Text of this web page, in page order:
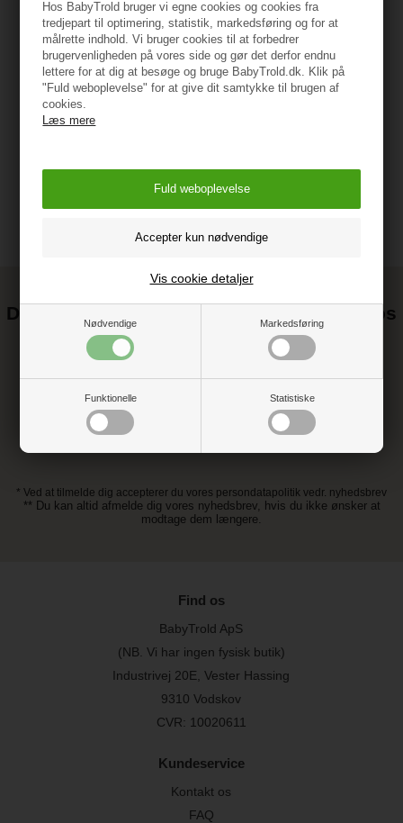
Hos BabyTrold bruger vi egne cookies og cookies fra
tredjepart til optimering, statistik, markedsføring og for at
målrette indhold. Vi bruger cookies til at forbedrer
brugervenligheden på vores side og gør det derfor endnu
lettere for at dig at besøge og bruge BabyTrold.dk. Klik på
"Fuld weboplevelse" for at give dit samtykke til brugen af
cookies.
Læs mere
Nødvendige Markedsføring
Funktionelle Statistiske
Vis cookie detaljer
Farve: Panda, lyserød
Kvalitet: 100% økologisk bomuld
Mål: 50x50 cm
Vaskeanvisning: Vask ved 40 grader
Vejledning
Det kan blive endnu billigere at handle hos
Tilmeld dig vores nyhedsbrev og gå ikke glip af gode tilbud
* Ved at tilmelde dig accepterer du vores persondatapolitik vedr. nyhedsbrev
** Du kan altid afmelde dig vores nyhedsbrev, hvis du ikke ønsker at
modtage dem længere.
Find os
BabyTrold ApS
(NB. Vi har ingen fysisk butik)
Industrivej 20E, Vester Hassing
9310 Vodskov
CVR: 10020611
Kundeservice
Kontakt os
FAQ